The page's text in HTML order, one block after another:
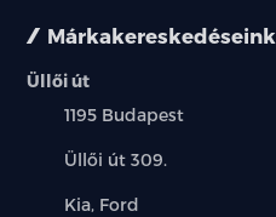
Márkakereskedéseink
Üllői út
Település:
1195 Budapest
Cím:
Üllői út 309.
Márkák:
Kia, Ford